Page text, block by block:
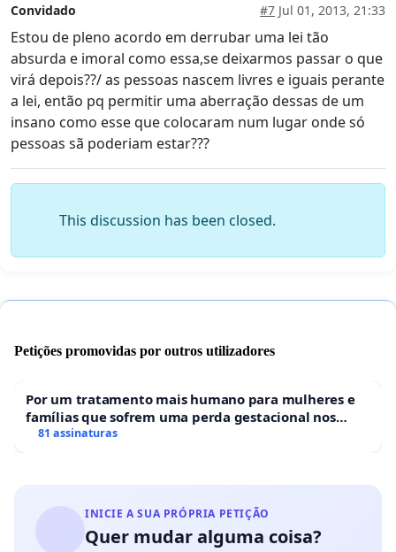
Convidado #7 Jul 01, 2013, 21:33
Estou de pleno acordo em derrubar uma lei tão
absurda e imoral como essa,se deixarmos passar o que
virá depois??/ as pessoas nascem livres e iguais perante
a lei, então pq permitir uma aberração dessas de um
insano como esse que colocaram num lugar onde só
pessoas sã poderiam estar???
This discussion has been closed.
Petições promovidas por outros utilizadores
Por um tratamento mais humano para mulheres e
famílias que sofrem uma perda gestacional nos
hospitais portugueses
81 assinaturas
INICIE A SUA PRÓPRIA PETIÇÃO
Quer mudar alguma coisa?